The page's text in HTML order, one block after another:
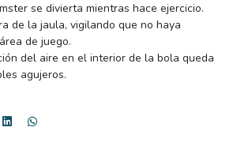
se divierta mientras hace ejercicio.
de la jaula, vigilando que no haya
de juego.
del aire en el interior de la bola queda
agujeros.